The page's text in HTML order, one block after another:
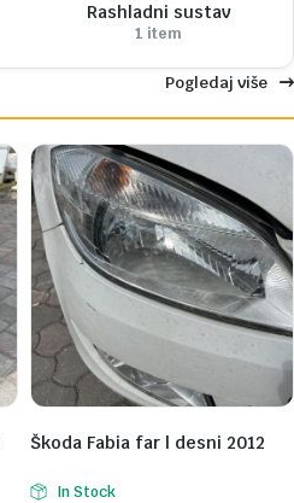
Rashladni sustav
1 item
Pogledaj više
Škoda Fabia far | desni 2012
In Stock